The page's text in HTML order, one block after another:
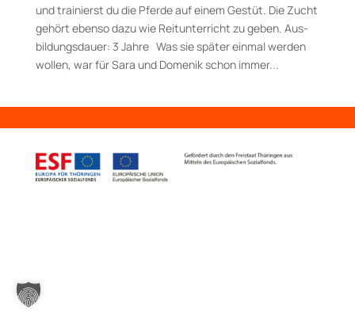
und trainierst du die Pferde auf einem Gestüt. Die Zucht
gehört ebenso dazu wie Reitunterricht zu geben. Aus­
bildungs­dauer: 3 Jahre Was sie später einmal werden
wollen, war für Sara und Domenik schon immer...